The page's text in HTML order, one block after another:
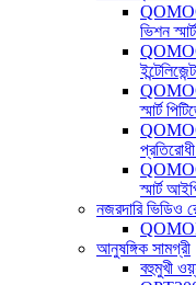
ভিশন
স্মার্ট
স্মার্ট
নজরদারি ভিডিও
আনুষঙ্গিক সামগ্রী
বহুমুখী